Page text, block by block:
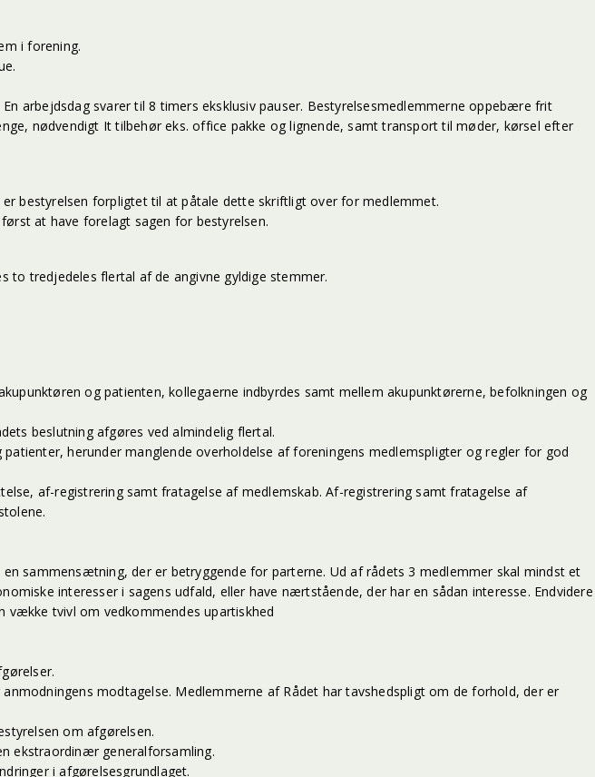
i forening.
arbejdsdag svarer til 8 timers eksklusiv pauser. Bestyrelsesmedlemmerne oppebære frit
nødvendigt It tilbehør eks. office pakke og lignende, samt transport til møder, kørsel efter
bestyrelsen forpligtet til at påtale dette skriftligt over for medlemmet.
at have forelagt sagen for bestyrelsen.
to tredjedeles flertal af de angivne gyldige stemmer.
og patienten, kollegaerne indbyrdes samt mellem akupunktørerne, befolkningen og
beslutning afgøres ved almindelig flertal.
herunder manglende overholdelse af foreningens medlemspligter og regler for god
af-registrering samt fratagelse af medlemskab. Af-registrering samt fratagelse af
sammensætning, der er betryggende for parterne. Ud af rådets 3 medlemmer skal mindst et
interesser i sagens udfald, eller have nærtstående, der har en sådan interesse. Endvidere
vække tvivl om vedkommendes upartiskhed
modtagelse. Medlemmerne af Rådet har tavshedspligt om de forhold, der er
om afgørelsen.
ekstraordinær generalforsamling.
i afgørelsesgrundlaget.